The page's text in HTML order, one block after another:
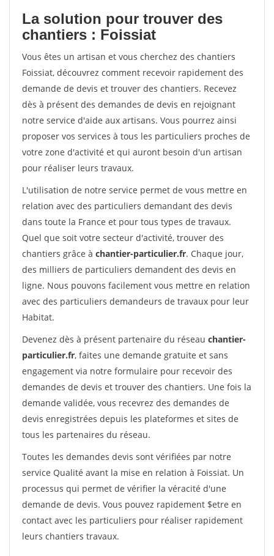
La solution pour trouver des
chantiers : Foissiat
Vous êtes un artisan et vous cherchez des chantiers
Foissiat, découvrez comment recevoir rapidement des
demande de devis et trouver des chantiers. Recevez
dès à présent des demandes de devis en rejoignant
notre service d'aide aux artisans. Vous pourrez ainsi
proposer vos services à tous les particuliers proches de
votre zone d'activité et qui auront besoin d'un artisan
pour réaliser leurs travaux.
L'utilisation de notre service permet de vous mettre en
relation avec des particuliers demandant des devis
dans toute la France et pour tous types de travaux.
Quel que soit votre secteur d'activité, trouver des
chantiers grâce à chantier-particulier.fr. Chaque jour,
des milliers de particuliers demandent des devis en
ligne. Nous pouvons facilement vous mettre en relation
avec des particuliers demandeurs de travaux pour leur
Habitat.
Devenez dès à présent partenaire du réseau chantier-
particulier.fr, faites une demande gratuite et sans
engagement via notre formulaire pour recevoir des
demandes de devis et trouver des chantiers. Une fois la
demande validée, vous recevrez des demandes de
devis enregistrées depuis les plateformes et sites de
tous les partenaires du réseau.
Toutes les demandes devis sont vérifiées par notre
service Qualité avant la mise en relation à Foissiat. Un
processus qui permet de vérifier la véracité d'une
demande de devis. Vous pouvez rapidement $etre en
contact avec les particuliers pour réaliser rapidement
leurs chantiers travaux.